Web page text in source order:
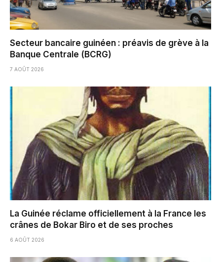
Secteur bancaire guinéen : préavis de grève à la
Banque Centrale (BCRG)
7 AOÛT 2026
La Guinée réclame officiellement à la France les
crânes de Bokar Biro et de ses proches
6 AOÛT 2026